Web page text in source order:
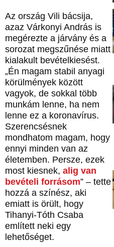
Az ország Vili bácsija,
azaz Várkonyi András is
megérezte a járvány és a
sorozat megszűnése miatt
kialakult bevételkiesést.
„Én magam stabil anyagi
körülmények között
vagyok, de sokkal több
munkám lenne, ha nem
lenne ez a koronavírus.
Szerencsésnek
mondhatom magam, hogy
ennyi minden van az
életemben. Persze, ezek
most kiesnek, alig van
bevételi forrásom” – tette
hozzá a színész, aki
emiatt is örült, hogy
Tihanyi-Tóth Csaba
említett neki egy
lehetőséget.